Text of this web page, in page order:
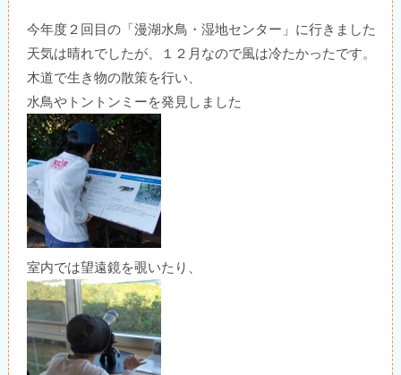
今年度２回目の「漫湖水鳥・湿地センター」に行きました
天気は晴れでしたが、１２月なので風は冷たかったです。
木道で生き物の散策を行い、
水鳥やトントンミーを発見しました
室内では望遠鏡を覗いたり、